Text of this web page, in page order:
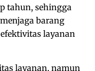
tahun, sehingga
barang
layanan
layanan, namun